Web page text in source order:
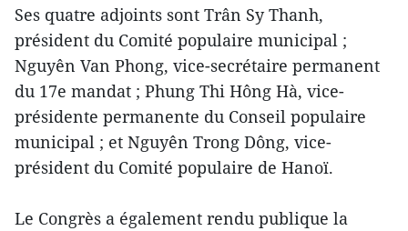
Ses quatre adjoints sont Trân Sy Thanh,
président du Comité populaire municipal ;
Nguyên Van Phong, vice-secrétaire permanent
du 17e mandat ; Phung Thi Hông Hà, vice-
présidente permanente du Conseil populaire
municipal ; et Nguyên Trong Dông, vice-
président du Comité populaire de Hanoï.
Le Congrès a également rendu publique la